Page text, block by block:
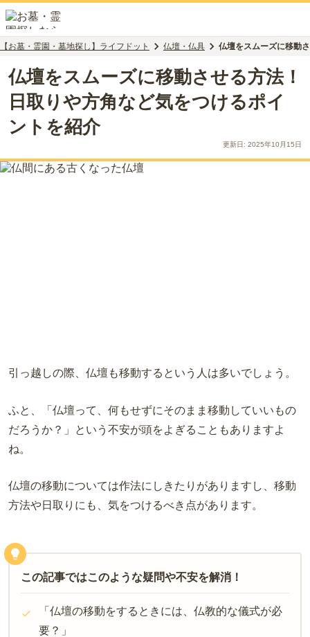
【お墓・霊園・墓地探し】ライフドット 仏壇・仏具 仏壇をスムーズに移動
仏壇をスムーズに移動させる方法！
日取りや方角など気をつけるポイ
ントを紹介
更新日: 2025年10月15日
引っ越しの際、仏壇も移動するという人は多いでしょう。
ふと、「仏壇って、何もせずにそのまま移動していいもの
だろうか？」という不安が頭をよぎることもありますよ
ね。
仏壇の移動については作法にしきたりがありますし、移動
方法や日取りにも、気をつけるべき点があります。
この記事ではこのような疑問や不安を解消！
「仏壇の移動をするときには、仏教的な儀式が必
要？」